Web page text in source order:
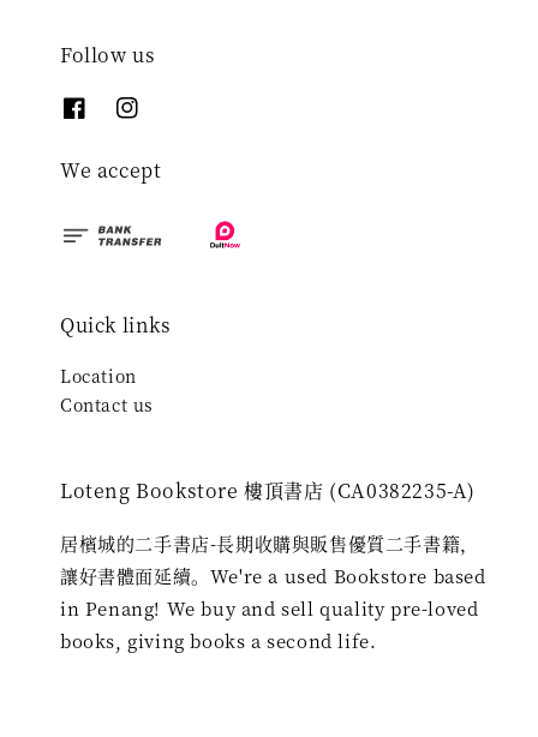
Follow us
We accept
Quick links
Location
Contact us
Loteng Bookstore 樓頂書店 (CA0382235-A)
居檳城的二手書店-長期收購與販售優質二手書籍，
讓好書體面延續。We're a used Bookstore based
in Penang! We buy and sell quality pre-loved
books, giving books a second life.